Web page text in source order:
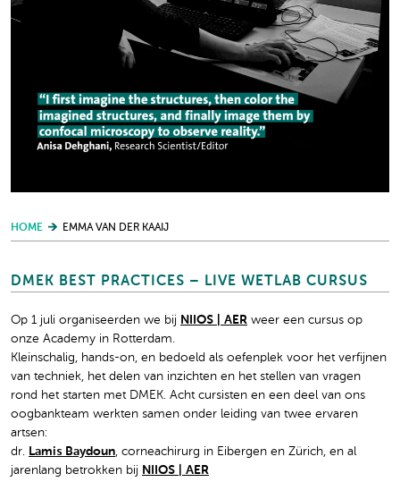
HOME EMMA VAN DER KAAIJ
DMEK BEST PRACTICES – LIVE WETLAB CURSUS
Op 1 juli organiseerden we bij NIIOS | AER weer een cursus op
onze Academy in Rotterdam.
Kleinschalig, hands-on, en bedoeld als oefenplek voor het verfijnen
van techniek, het delen van inzichten en het stellen van vragen
rond het starten met DMEK. Acht cursisten en een deel van ons
oogbankteam werkten samen onder leiding van twee ervaren
artsen:
dr. Lamis Baydoun, corneachirurg in Eibergen en Zürich, en al
jarenlang betrokken bij NIIOS | AER